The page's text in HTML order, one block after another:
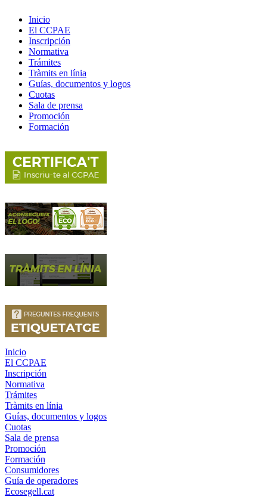
Inicio
El CCPAE
Inscripción
Normativa
Trámites
Tràmits en línia
Guías, documentos y logos
Cuotas
Sala de prensa
Promoción
Formación
Inicio
El CCPAE
Inscripción
Normativa
Trámites
Tràmits en línia
Guías, documentos y logos
Cuotas
Sala de prensa
Promoción
Formación
Consumidores
Guía de operadores
Ecosegell.cat